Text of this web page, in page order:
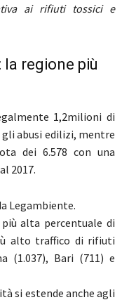
ai rifiuti tossici e
regione più
1,2milioni di
abusi edilizi, mentre
dei 6.578 con una
2017.
Legambiente.
alta percentuale di
alto traffico di rifiuti
(1.037), Bari (711) e
si estende anche agli